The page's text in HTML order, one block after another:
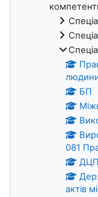
БП
081
ДЦП
актів